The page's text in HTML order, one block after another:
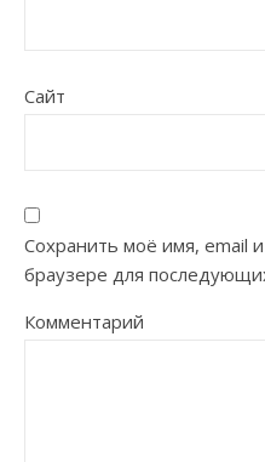
Сайт
Сохранить моё имя, email
браузере для
Комментарий